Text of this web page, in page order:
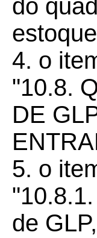
do
4. o
"10.8.
DE
5. o
de